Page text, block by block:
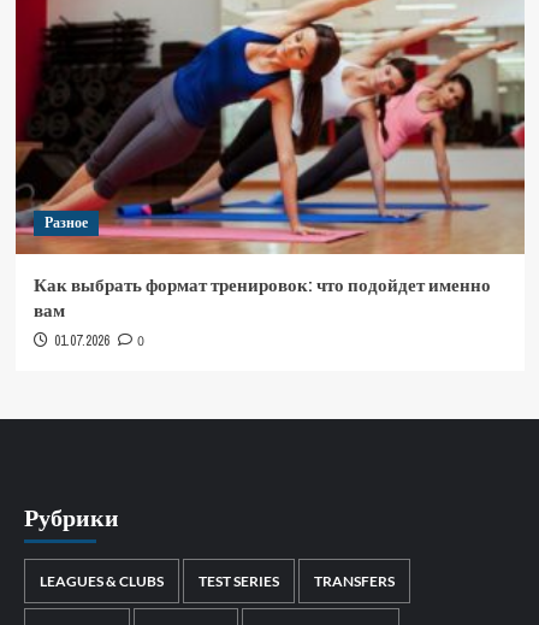
Разное
Как выбрать формат тренировок: что подойдет именно
вам
01.07.2026 0
Рубрики
LEAGUES & CLUBS TEST SERIES TRANSFERS